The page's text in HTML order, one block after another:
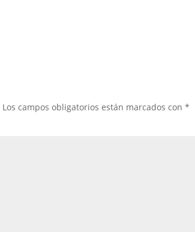
Los campos obligatorios están marcados con*